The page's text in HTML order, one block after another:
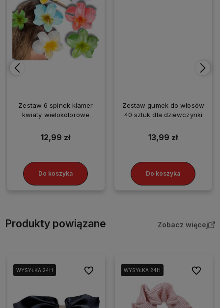
Zestaw 6 spinek klamer
kwiaty wielokolorowe
12,99 zł
Do koszyka
Zestaw gumek do włosów
40 sztuk dla dziewczynki
13,99 zł
Do koszyka
Produkty powiązane Zobacz więcej
WYSYŁKA 24H
WYSYŁKA 24H Do ulubionychWYSYŁKA 24H
WYSYŁKA 24H Do